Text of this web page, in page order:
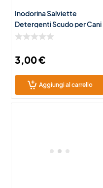
Inodorina Salviette
Detergenti Scudo per Cani
e Gatti – 40 Salviette
3,00€
Aggiungi al carrello